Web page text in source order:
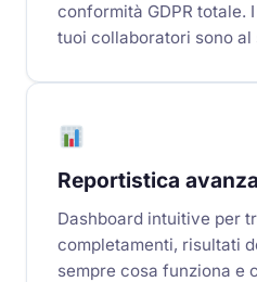
conformità GDPR totale.
tuoi collaboratori sono al
Reportistica
Dashboard intuitive per
completamenti, risultati
sempre cosa funziona e